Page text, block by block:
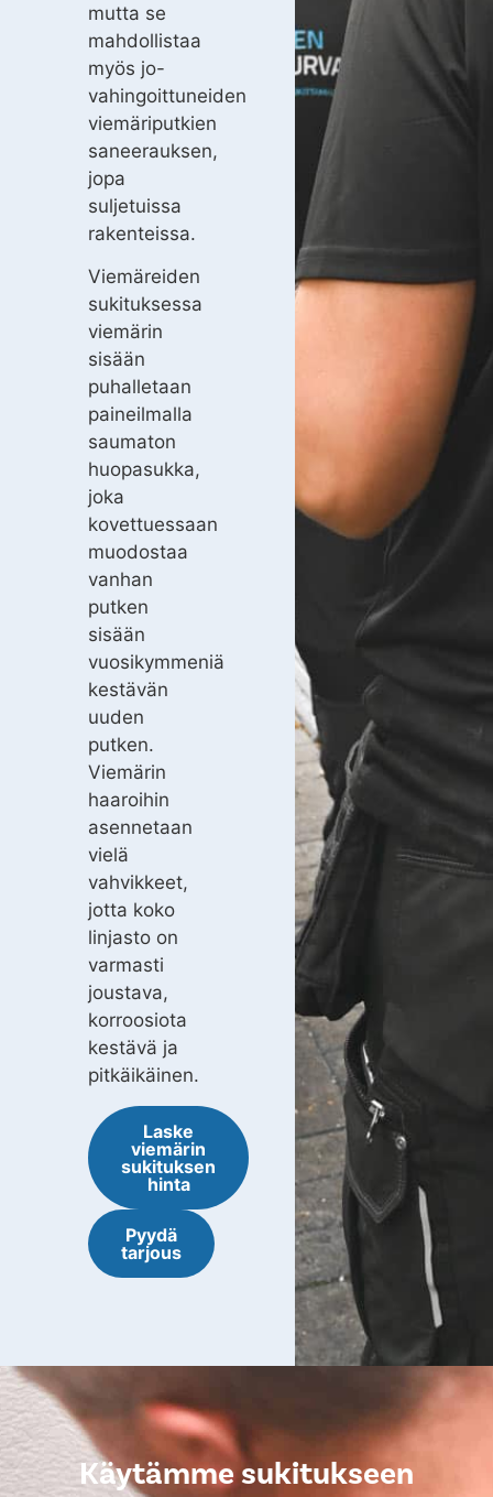
mutta se
mahdollistaa
myös jo-
vahingoittuneiden
viemäriputkien
saneerauksen,
jopa
suljetuissa
rakenteissa.
Viemäreiden
sukituksessa
viemärin
sisään
puhalletaan
paineilmalla
saumaton
huopasukka,
joka
kovettuessaan
muodostaa
vanhan
putken
sisään
vuosikymmeniä
kestävän
uuden
putken.
Viemärin
haaroihin
asennetaan
vielä
vahvikkeet,
jotta koko
linjasto on
varmasti
joustava,
korroosiota
kestävä ja
pitkäikäinen.
Laske
viemärin
sukituksen
hinta
Pyydä
tarjous
Käytämme sukitukseen